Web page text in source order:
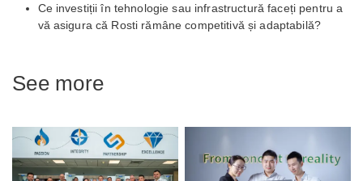
Ce investiții în tehnologie sau infrastructură faceți pentru a
vă asigura că Rosti rămâne competitivă și adaptabilă?
See more